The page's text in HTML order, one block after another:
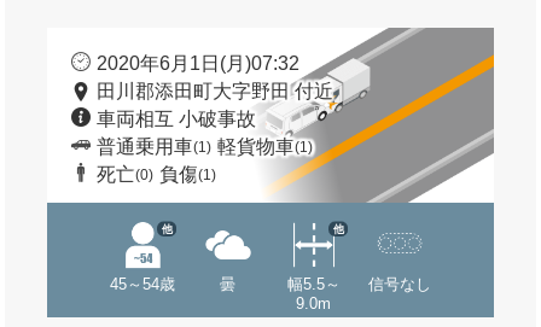
2020年6月1日(月)07:32
田川郡添田町大字野田 付近
車両相互 小破事故
普通乗用車(1) 軽貨物車(1)
死亡(0) 負傷(1)
45～54歳
他
曇
幅5.5～
9.0m
他
信号なし